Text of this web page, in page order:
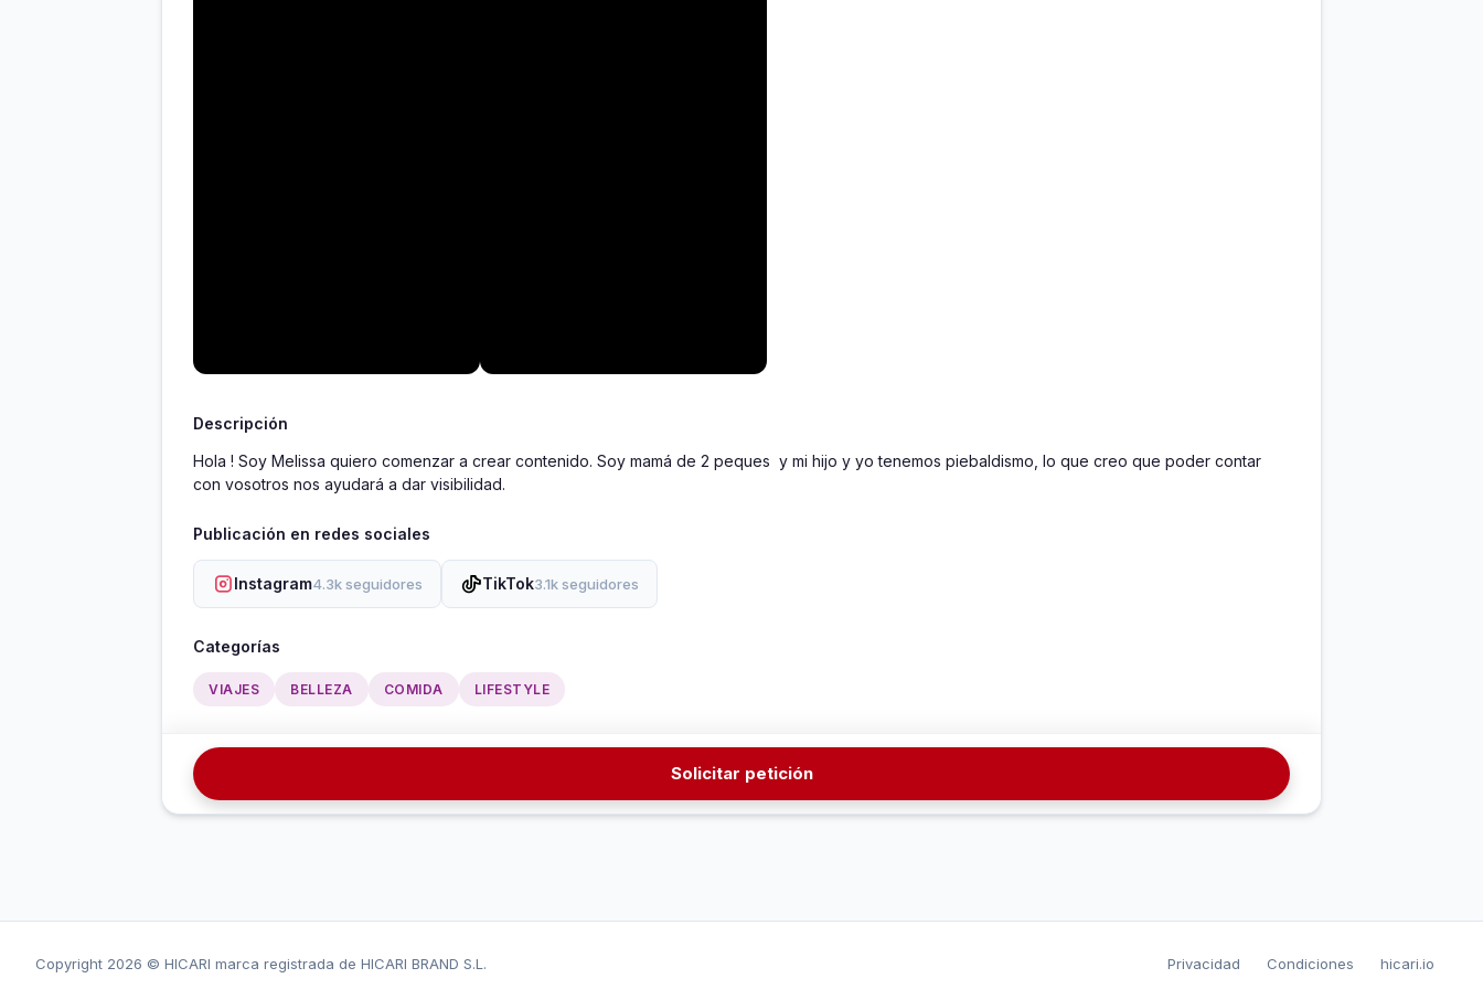
Descripción
Hola ! Soy Melissa quiero comenzar a crear contenido. Soy mamá de 2 peques  y mi hijo y yo tenemos piebaldismo, lo que creo que poder contar
con vosotros nos ayudará a dar visibilidad.
Publicación en redes sociales
Instagram4.3k seguidores TikTok3.1k seguidores
Categorías
VIAJES BELLEZA COMIDA LIFESTYLE
Solicitar petición
Copyright 2026 © HICARI marca registrada de HICARI BRAND S.L. Privacidad Condiciones hicari.io